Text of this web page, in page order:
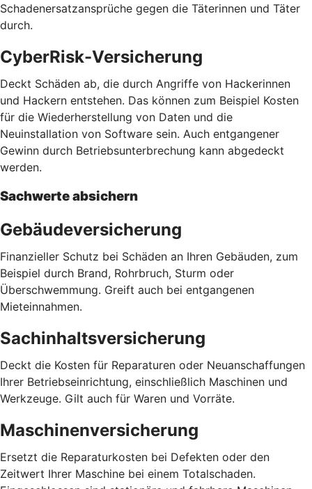
Schadenersatzansprüche gegen die Täterinnen und Täter
durch.
CyberRisk-Versicherung
Deckt Schäden ab, die durch Angriffe von Hackerinnen
und Hackern entstehen. Das können zum Beispiel Kosten
für die Wiederherstellung von Daten und die
Neuinstallation von Software sein. Auch entgangener
Gewinn durch Betriebsunterbrechung kann abgedeckt
werden.
Sachwerte absichern
Gebäudeversicherung
Finanzieller Schutz bei Schäden an Ihren Gebäuden, zum
Beispiel durch Brand, Rohrbruch, Sturm oder
Überschwemmung. Greift auch bei entgangenen
Mieteinnahmen.
Sachinhaltsversicherung
Deckt die Kosten für Reparaturen oder Neuanschaffungen
Ihrer Betriebseinrichtung, einschließlich Maschinen und
Werkzeuge. Gilt auch für Waren und Vorräte.
Maschinenversicherung
Ersetzt die Reparaturkosten bei Defekten oder den
Zeitwert Ihrer Maschine bei einem Totalschaden.